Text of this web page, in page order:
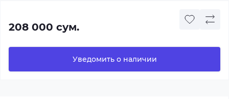
208 000 сум.
Уведомить о наличии